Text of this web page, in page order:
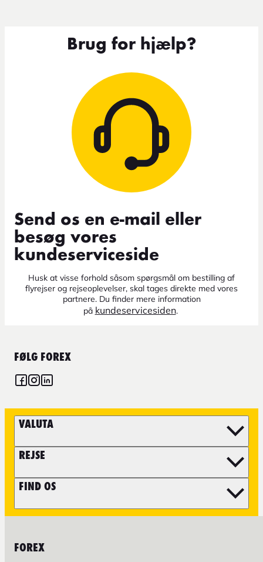
Brug for hjælp?
Send os en e-mail eller
besøg vores
kundeserviceside
Husk at visse forhold såsom spørgsmål om bestilling af
flyrejser og rejseoplevelser, skal tages direkte med vores
partnere. Du finder mere information
på kundeservicesiden.
FØLG FOREX
VALUTA
REJSE
FIND OS
FOREX